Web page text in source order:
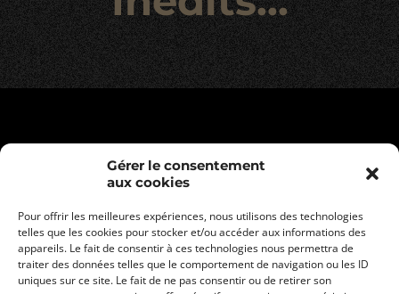
Gérer le consentement
aux cookies
Pour offrir les meilleures expériences, nous utilisons des technologies
telles que les cookies pour stocker et/ou accéder aux informations des
appareils. Le fait de consentir à ces technologies nous permettra de
traiter des données telles que le comportement de navigation ou les ID
uniques sur ce site. Le fait de ne pas consentir ou de retirer son